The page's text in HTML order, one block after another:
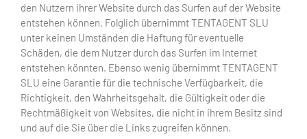
den Nutzern ihrer Website durch das Surfen auf der Website
entstehen können. Folglich übernimmt TENTAGENT SLU
unter keinen Umständen die Haftung für eventuelle
Schäden, die dem Nutzer durch das Surfen im Internet
entstehen könnten. Ebenso wenig übernimmt TENTAGENT
SLU eine Garantie für die technische Verfügbarkeit, die
Richtigkeit, den Wahrheitsgehalt, die Gültigkeit oder die
Rechtmäßigkeit von Websites, die nicht in ihrem Besitz sind
und auf die Sie über die Links zugreifen können.